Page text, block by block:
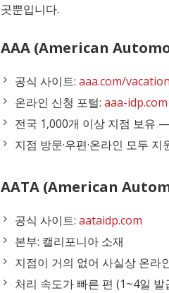
곳뿐입니다.
AAA (American
공식 사이트: aaa.com/
온라인 신청 포털: aaa-idp.com
전국 1,000개 이상 지점 보유
지점 방문·우편·온라인 모두 지
AATA (American
공식 사이트: aataidp.com
본부: 캘리포니아 소재
지점이 거의 없어 사실상 온라
처리 속도가 빠른 편 (1~4일 발